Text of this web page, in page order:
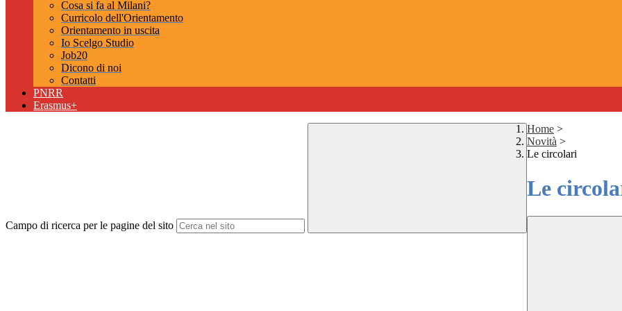
Cosa si fa al Milani?
Curricolo dell'Orientamento
Orientamento in uscita
Io Scelgo Studio
Job20
Dicono di noi
Contatti
PNRR
Erasmus+
Campo di ricerca per le pagine del sito
Home >
Novità >
Le circolari
Le